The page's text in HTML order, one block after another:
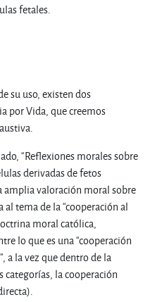
fetales.
su uso, existen dos
por Vida, que creemos
“Reflexiones morales sobre
derivadas de fetos
amplia valoración moral sobre
tema de la “cooperación al
moral católica,
lo que es una “cooperación
a la vez que dentro de la
categorías, la cooperación